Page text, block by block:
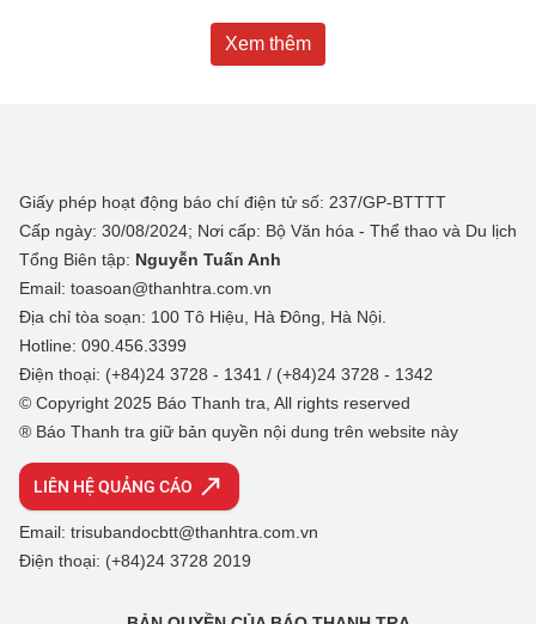
Xem thêm
Giấy phép hoạt động báo chí điện tử số: 237/GP-BTTTT
Cấp ngày: 30/08/2024; Nơi cấp: Bộ Văn hóa - Thể thao và Du lịch
Tổng Biên tập: Nguyễn Tuấn Anh
Email: toasoan@thanhtra.com.vn
Địa chỉ tòa soạn: 100 Tô Hiệu, Hà Đông, Hà Nội.
Hotline: 090.456.3399
Điện thoại: (+84)24 3728 - 1341 / (+84)24 3728 - 1342
© Copyright 2025 Báo Thanh tra, All rights reserved
® Báo Thanh tra giữ bản quyền nội dung trên website này
LIÊN HỆ QUẢNG CÁO
Email: trisubandocbtt@thanhtra.com.vn
Điện thoại: (+84)24 3728 2019